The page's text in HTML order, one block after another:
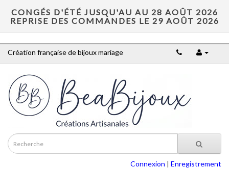
CONGÉS D'ÉTÉ JUSQU'AU AU 28 AOÛT 2026
REPRISE DES COMMANDES LE 29 AOÛT 2026
Création française de bijoux mariage
Connexion | Enregistrement